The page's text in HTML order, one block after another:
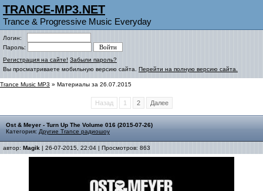
TRANCE-MP3.NET
Trance & Progressive Music Everyday
Логин:
Пароль:
Регистрация на сайте! Забыли пароль?
Вы просматриваете мобильную версию сайта. Перейти на полную версию сайта.
Trance Music MP3 » Материалы за 26.07.2015
Назад 1 2 Далее
Ost & Meyer - Turn Up The Volume 016 (2015-07-26)
Категория: Другие Trance радиошоу
автор: Magik | 26-07-2015, 22:04 | Просмотров: 863